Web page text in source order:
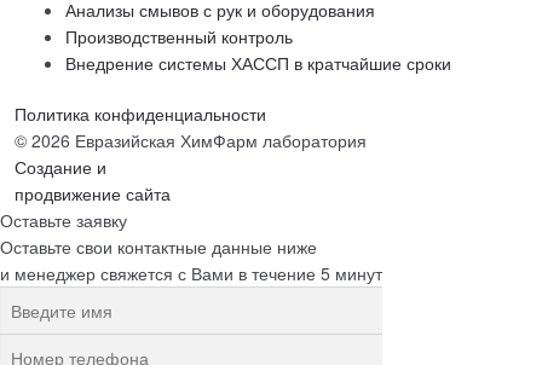
Анализы смывов с рук и оборудования
Производственный контроль
Внедрение системы ХАССП в кратчайшие сроки
Политика конфиденциальности
© 2026 Евразийская ХимФарм лаборатория
Создание и
продвижение сайта
Оставьте заявку
Оставьте свои контактные данные ниже
и менеджер свяжется с Вами в течение 5 минут